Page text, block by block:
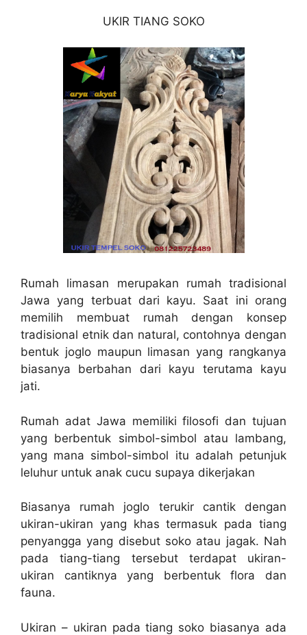
UKIR TIANG SOKO
Rumah limasan merupakan rumah tradisional
Jawa yang terbuat dari kayu. Saat ini orang
memilih membuat rumah dengan konsep
tradisional etnik dan natural, contohnya dengan
bentuk joglo maupun limasan yang rangkanya
biasanya berbahan dari kayu terutama kayu
jati.
Rumah adat Jawa memiliki filosofi dan tujuan
yang berbentuk simbol-simbol atau lambang,
yang mana simbol-simbol itu adalah petunjuk
leluhur untuk anak cucu supaya dikerjakan
Biasanya rumah joglo terukir cantik dengan
ukiran-ukiran yang khas termasuk pada tiang
penyangga yang disebut soko atau jagak. Nah
pada tiang-tiang tersebut terdapat ukiran-
ukiran cantiknya yang berbentuk flora dan
fauna.
Ukiran – ukiran pada tiang soko biasanya ada